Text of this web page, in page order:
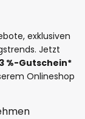
exklusiven
Jetzt
%-Gutschein*
Onlineshop